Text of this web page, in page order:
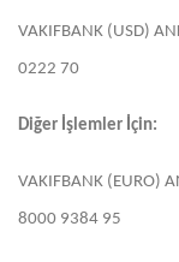
VAKIFBANK (USD)
0222 70
Diğer İşlemler İçin:
VAKIFBANK (EURO)
8000 9384 95